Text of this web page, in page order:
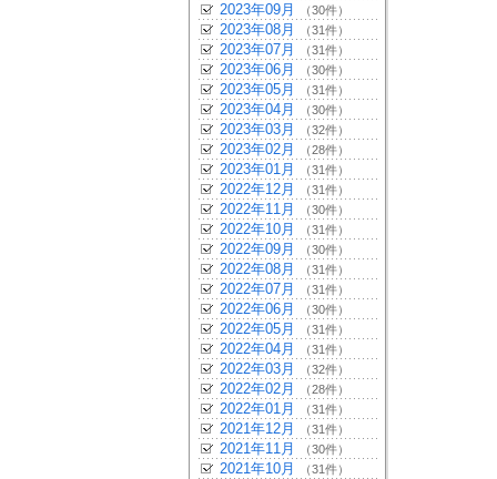
2023年09月 （30件）
2023年08月 （31件）
2023年07月 （31件）
2023年06月 （30件）
2023年05月 （31件）
2023年04月 （30件）
2023年03月 （32件）
2023年02月 （28件）
2023年01月 （31件）
2022年12月 （31件）
2022年11月 （30件）
2022年10月 （31件）
2022年09月 （30件）
2022年08月 （31件）
2022年07月 （31件）
2022年06月 （30件）
2022年05月 （31件）
2022年04月 （31件）
2022年03月 （32件）
2022年02月 （28件）
2022年01月 （31件）
2021年12月 （31件）
2021年11月 （30件）
2021年10月 （31件）